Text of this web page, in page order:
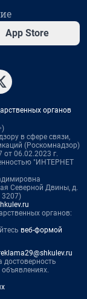
App Store
органов
в сфере связи,
(Роскомнадзор)
06.02.2023 г.
"ИНТЕРНЕТ
Северной Двины, д.
3207)
органов:
веб-формой
достоверность